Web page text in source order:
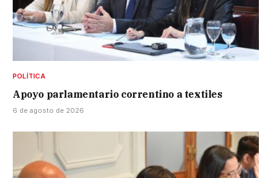
POLÍTICA
Apoyo parlamentario correntino a textiles
6 de agosto de 2026